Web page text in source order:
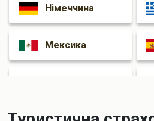
Німеччина
Мексика